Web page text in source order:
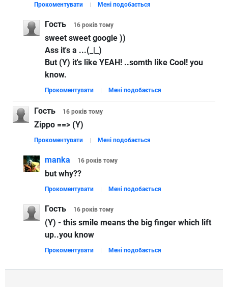
Прокоментувати Мені подобається
Гость 16 років тому
sweet sweet google ))
Ass it's a ...(_|_)
But (Y) it's like YEAH! ..somth like Cool! you
know.
Прокоментувати Мені подобається
Гость 16 років тому
Zippo ==> (Y)
Прокоментувати Мені подобається
manka 16 років тому
but why??
Прокоментувати Мені подобається
Гость 16 років тому
(Y) - this smile means the big finger which lift
up..you know
Прокоментувати Мені подобається